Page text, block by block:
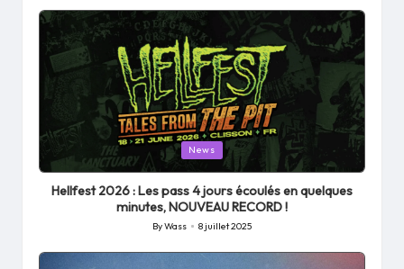
by
News
Hellfest 2026 : Les pass 4 jours écoulés en quelques
minutes, NOUVEAU RECORD !
Posted
ByWass 8 juillet 2025